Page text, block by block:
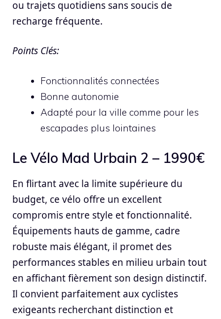
ou trajets quotidiens sans soucis de
recharge fréquente.
Points Clés:
Fonctionnalités connectées
Bonne autonomie
Adapté pour la ville comme pour les
escapades plus lointaines
Le Vélo Mad Urbain 2 – 1990€
En flirtant avec la limite supérieure du
budget, ce vélo offre un excellent
compromis entre style et fonctionnalité.
Équipements hauts de gamme, cadre
robuste mais élégant, il promet des
performances stables en milieu urbain tout
en affichant fièrement son design distinctif.
Il convient parfaitement aux cyclistes
exigeants recherchant distinction et